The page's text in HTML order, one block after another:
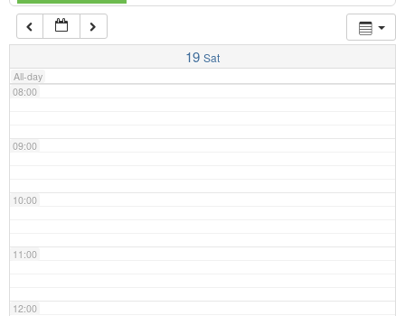
19 Sat
All-day
07:00
08:00
09:00
10:00
11:00
12:00